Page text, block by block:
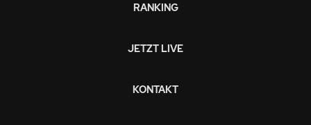
RANKING
JETZT LIVE
KONTAKT